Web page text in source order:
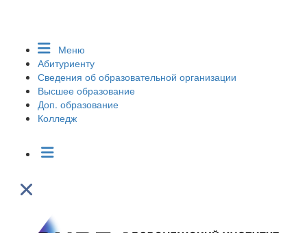
Меню
Абитуриенту
Сведения об образовательной организации
Высшее образование
Доп. образование
Колледж